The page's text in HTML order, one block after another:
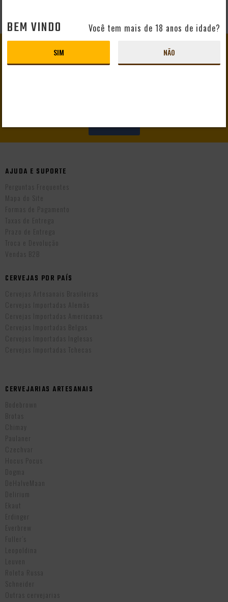
GANHE 10% DE DESCONTO
EM SEU PRIMEIRO PEDIDO
CADASTRAR
AJUDA E SUPORTE
Perguntas Frequentes
Mapa do Site
Formas de Pagamento
Taxas de Entrega
Prazo de Entrega
Troca e Devolução
Vendas B2B
CERVEJAS POR PAÍS
Cervejas Artesanais Brasileiras
Cervejas Importadas Alemãs
Cervejas Importadas Americanas
Cervejas Importadas Belgas
Cervejas Importadas Inglesas
Cervejas Importadas Tchecas
CERVEJARIAS ARTESANAIS
Bodebrown
Brotas
Chimay
Paulaner
Czechvar
Hocus Pocus
Dogma
DeHalveMaan
Delirium
Ekaut
Erdinger
Everbrew
Fuller’s
Leopoldina
Leuven
Roleta Russa
Schneider
Outras cervejarias
BEM VINDO Você tem mais de 18 anos de idade?
SIM NÃO